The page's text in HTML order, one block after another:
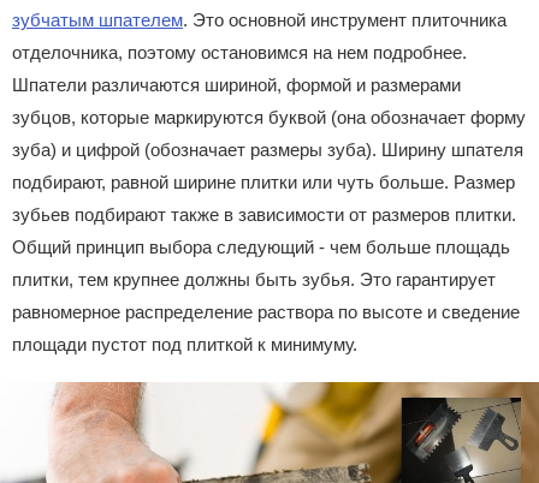
зубчатым шпателем. Это основной инструмент плиточника
отделочника, поэтому остановимся на нем подробнее.
Шпатели различаются шириной, формой и размерами
зубцов, которые маркируются буквой (она обозначает форму
зуба) и цифрой (обозначает размеры зуба). Ширину шпателя
подбирают, равной ширине плитки или чуть больше. Размер
зубьев подбирают также в зависимости от размеров плитки.
Общий принцип выбора следующий - чем больше площадь
плитки, тем крупнее должны быть зубья. Это гарантирует
равномерное распределение раствора по высоте и сведение
площади пустот под плиткой к минимуму.